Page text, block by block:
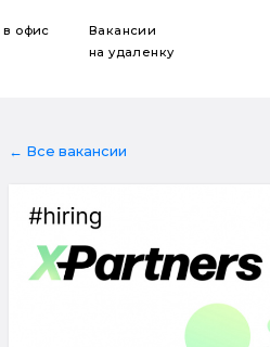
в офис
Вакансии
на удаленку
← Все вакансии